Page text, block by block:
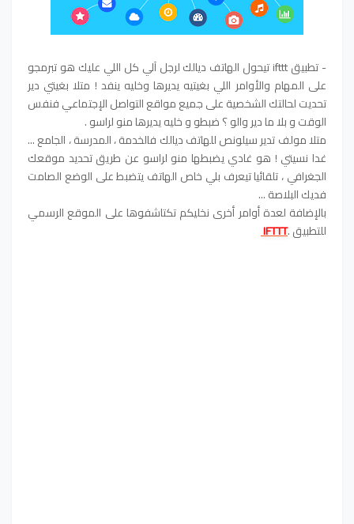
- تطبيق ifttt تيحول الهاتف ديالك لرجل آلي كل اللي عليك هو تبرمجو
على المهام والأوامر اللي بغيتيه يديرها وخليه ينفد ! متلا بغيتي دير
تحديت لحالتك الشخصية على جميع مواقع التواصل الإجتماعي فنفس
الوقت و بلا ما دير والو ؟ ضبطو و خليه يديرها منو لراسو .
متلا مولف تدير سيلونص للهاتف ديالك فالخدمة ، المدرسة ، الجامع ...
غدا نسيتي ! هو غادي يضبطها منو لراسو عن طريق تحديد موقعك
الجغرافي ، تلقائيا تيعرف بلي خاص الهاتف يتضبط على الوضع الصامت
فديك البلاصة ...
بالإضافة لعدة أوامر أخرى نخليكم تكتاشفوها على الموقع الرسمي
للتطبيق .IFTTT